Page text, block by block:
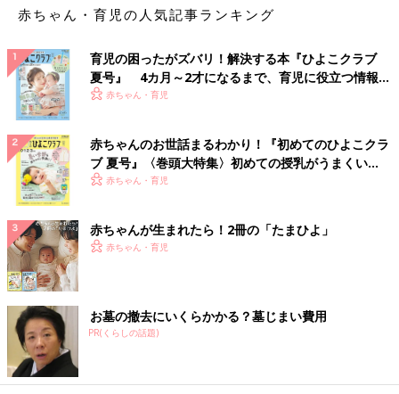
赤ちゃん・育児の人気記事ランキング
育児の困ったがズバリ！解決する本『ひよこクラブ
夏号』 4カ月～2才になるまで、育児に役立つ情報が
いっぱい！
赤ちゃん・育児
赤ちゃんのお世話まるわかり！『初めてのひよこクラ
ブ 夏号』〈巻頭大特集〉初めての授乳がうまくい
く！ おっぱい・ミルクの基本と夏のトラブル 解決テ
赤ちゃん・育児
赤ちゃんが生まれたら！2冊の「たまひよ」
赤ちゃん・育児
お墓の撤去にいくらかかる？墓じまい費用
PR(くらしの話題)